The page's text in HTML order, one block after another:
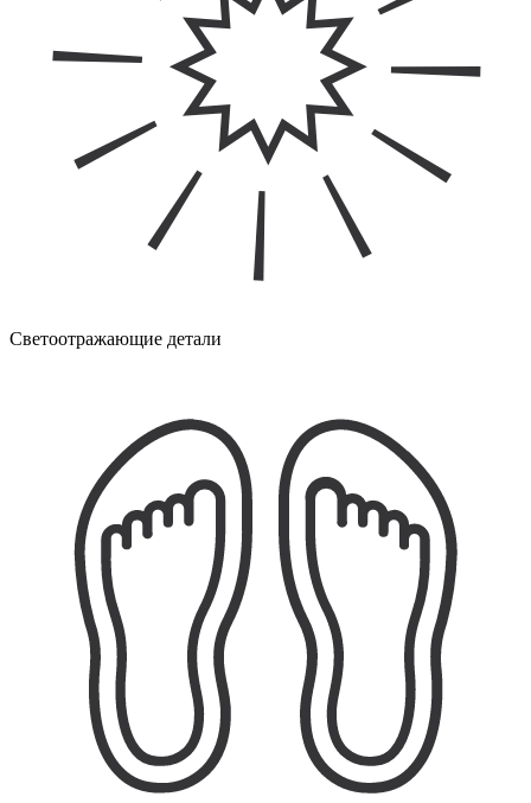
Светоотражающие детали